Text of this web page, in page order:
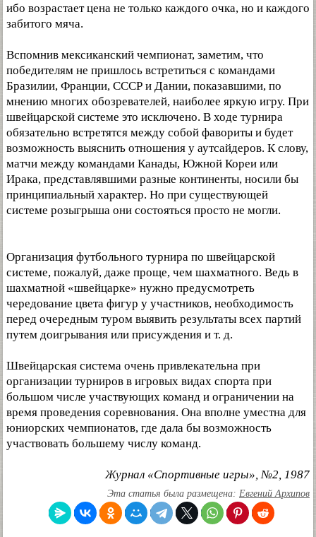
ибо возрастает цена не только каждого очка, но и каждого
забитого мяча.
Вспомнив мексиканский чемпионат, заметим, что
победителям не пришлось встретиться с командами
Бразилии, Франции, СССР и Дании, показавшими, по
мнению многих обозревателей, наиболее яркую игру. При
швейцарской системе это исключено. В ходе турнира
обязательно встретятся между собой фавориты и будет
возможность выяснить отношения у аутсайдеров. К слову,
матчи между командами Канады, Южной Кореи или
Ирака, представлявшими разные континенты, носили бы
принципиальный характер. Но при существующей
системе розыгрыша они состояться просто не могли.
Организация футбольного турнира по швейцарской
системе, пожалуй, даже проще, чем шахматного. Ведь в
шахматной «швейцарке» нужно предусмотреть
чередование цвета фигур у участников, необходимость
перед очередным туром выявить результаты всех партий
путем доигрывания или присуждения и т. д.
Швейцарская система очень привлекательна при
организации турниров в игровых видах спорта при
большом числе участвующих команд и ограничении на
время проведения соревнования. Она вполне уместна для
юниорских чемпионатов, где дала бы возможность
участвовать большему числу команд.
Журнал «Спортивные игры», №2, 1987
Эта статья была размещена: Евгений Архипов